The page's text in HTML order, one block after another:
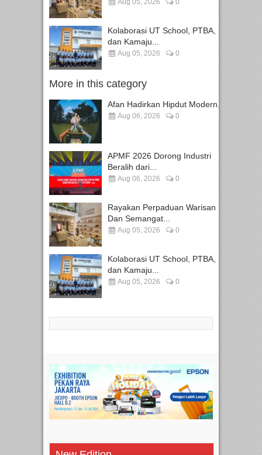
Aug 05, 2026 0
Kolaborasi UT School, PTBA,
dan Kamaju...
Aug 05, 2026 0
More in this category
Afan Hadirkan Hipdut Modern...
Aug 06, 2026 0
APMF 2026 Dorong Industri
Beralih dari...
Aug 06, 2026 0
Rayakan Perpaduan Warisan
Dan Semangat...
Aug 05, 2026 0
Kolaborasi UT School, PTBA,
dan Kamaju...
Aug 05, 2026 0